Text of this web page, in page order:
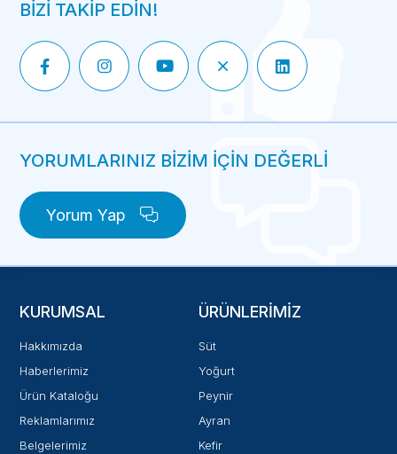
BİZİ TAKİP EDİN!
YORUMLARINIZ BİZİM İÇİN DEĞERLİ
Yorum Yap
KURUMSAL
Hakkımızda
Haberlerimiz
Ürün Kataloğu
Reklamlarımız
Belgelerimiz
ÜRÜNLERIMIZ
Süt
Yoğurt
Peynir
Ayran
Kefir